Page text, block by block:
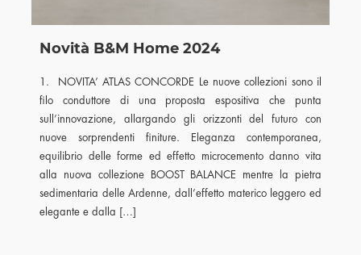
Novità B&M Home 2024
1. NOVITA’ ATLAS CONCORDE Le nuove collezioni sono il
filo conduttore di una proposta espositiva che punta
sull’innovazione, allargando gli orizzonti del futuro con
nuove sorprendenti finiture. Eleganza contemporanea,
equilibrio delle forme ed effetto microcemento danno vita
alla nuova collezione BOOST BALANCE mentre la pietra
sedimentaria delle Ardenne, dall’effetto materico leggero ed
elegante e dalla […]